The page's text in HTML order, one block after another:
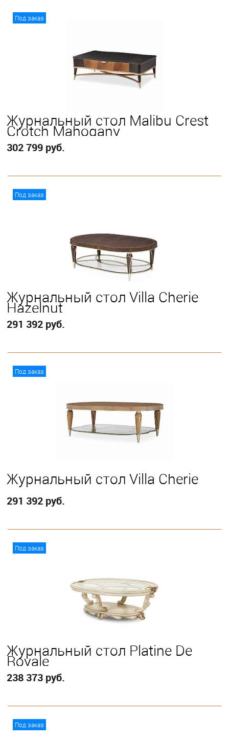
Под заказ
Журнальный стол Malibu Crest
Crotch Mahogany
302 799 руб.
Под заказ
Журнальный стол Villa Cherie
Hazelnut
291 392 руб.
Под заказ
Журнальный стол Villa Cherie
291 392 руб.
Под заказ
Журнальный стол Platine De
Royale
238 373 руб.
Под заказ